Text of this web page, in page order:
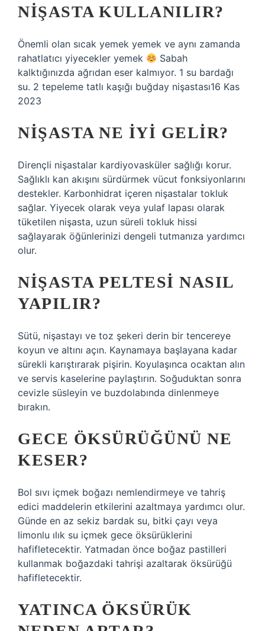
NIŞASTA KULLANILIR?
Önemli olan sıcak yemek yemek ve aynı zamanda
rahatlatıcı yiyecekler yemek
Sabah
kalktığınızda ağrıdan eser kalmıyor. 1 su bardağı
su. 2 tepeleme tatlı kaşığı buğday nişastası16 Kas
2023
NIŞASTA NE IYI GELIR?
Dirençli nişastalar kardiyovasküler sağlığı korur.
Sağlıklı kan akışını sürdürmek vücut fonksiyonlarını
destekler. Karbonhidrat içeren nişastalar tokluk
sağlar. Yiyecek olarak veya yulaf lapası olarak
tüketilen nişasta, uzun süreli tokluk hissi
sağlayarak öğünlerinizi dengeli tutmanıza yardımcı
olur.
NIŞASTA PELTESI NASIL
YAPILIR?
Sütü, nişastayı ve toz şekeri derin bir tencereye
koyun ve altını açın. Kaynamaya başlayana kadar
sürekli karıştırarak pişirin. Koyulaşınca ocaktan alın
ve servis kaselerine paylaştırın. Soğuduktan sonra
cevizle süsleyin ve buzdolabında dinlenmeye
bırakın.
GECE ÖKSÜRÜĞÜNÜ NE
KESER?
Bol sıvı içmek boğazı nemlendirmeye ve tahriş
edici maddelerin etkilerini azaltmaya yardımcı olur.
Günde en az sekiz bardak su, bitki çayı veya
limonlu ılık su içmek gece öksürüklerini
hafifletecektir. Yatmadan önce boğaz pastilleri
kullanmak boğazdaki tahrişi azaltarak öksürüğü
hafifletecektir.
YATINCA ÖKSÜRÜK